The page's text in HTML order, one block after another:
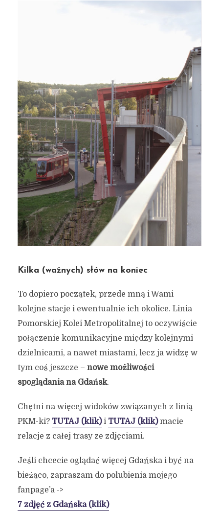
Kilka (ważnych) słów na koniec
To dopiero początek, przede mną i Wami
kolejne stacje i ewentualnie ich okolice. Linia
Pomorskiej Kolei Metropolitalnej to oczywiście
połączenie komunikacyjne między kolejnymi
dzielnicami, a nawet miastami, lecz ja widzę w
tym coś jeszcze – nowe możliwości
spoglądania na Gdańsk.
Chętni na więcej widoków związanych z linią
PKM-ki? TUTAJ (klik)i TUTAJ (klik)macie
relacje z całej trasy ze zdjęciami.
Jeśli chcecie oglądać więcej Gdańska i być na
bieżąco, zapraszam do polubienia mojego
fanpage’a ->
7 zdjęć z Gdańska (klik)